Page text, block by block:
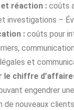
réaction : coûts
investigations –
: coûts pour
et
le chiffre
engendrer
de nouveaux